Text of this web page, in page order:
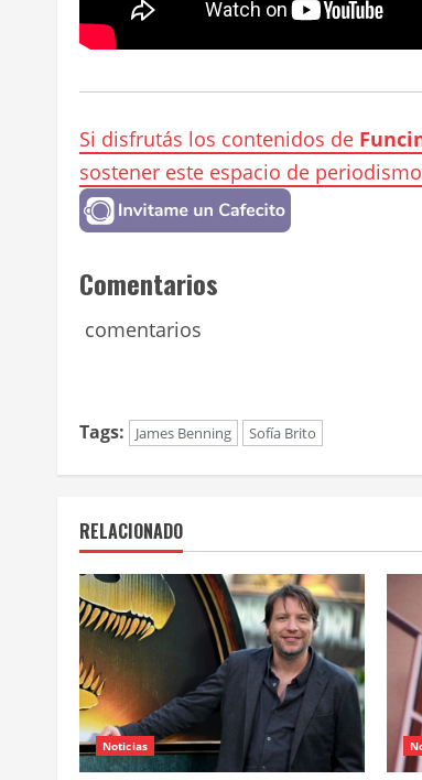
Si disfrutás los contenidos de
sostener este espacio de
Comentarios
comentarios
Tags: James Benning Sofía Brito
RELACIONADO
Noticias